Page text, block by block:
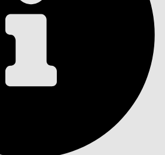
Buscar